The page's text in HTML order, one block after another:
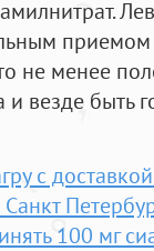
не менее
и везде быть
с
100 мг